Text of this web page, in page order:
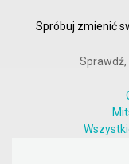
Spróbuj zmienić